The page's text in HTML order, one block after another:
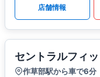
店舗情報
セントラルフィ
作草部駅から車で6分